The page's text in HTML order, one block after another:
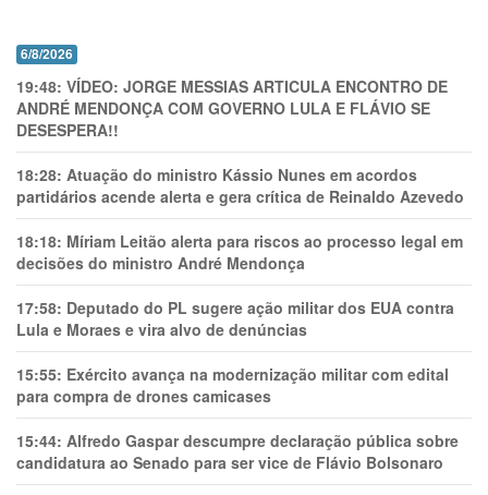
6/8/2026
19:48: VÍDEO: JORGE MESSIAS ARTICULA ENCONTRO DE
ANDRÉ MENDONÇA COM GOVERNO LULA E FLÁVIO SE
DESESPERA!!
18:28: Atuação do ministro Kássio Nunes em acordos
partidários acende alerta e gera crítica de Reinaldo Azevedo
18:18: Míriam Leitão alerta para riscos ao processo legal em
decisões do ministro André Mendonça
17:58: Deputado do PL sugere ação militar dos EUA contra
Lula e Moraes e vira alvo de denúncias
15:55: Exército avança na modernização militar com edital
para compra de drones camicases
15:44: Alfredo Gaspar descumpre declaração pública sobre
candidatura ao Senado para ser vice de Flávio Bolsonaro